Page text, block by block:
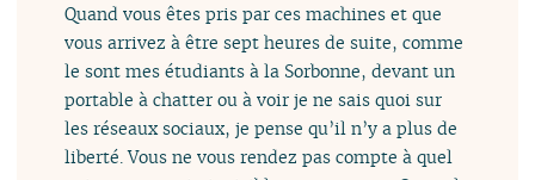
Quand vous êtes pris par ces machines et que
vous arrivez à être sept heures de suite, comme
le sont mes étudiants à la Sorbonne, devant un
portable à chatter ou à voir je ne sais quoi sur
les réseaux sociaux, je pense qu’il n’y a plus de
liberté. Vous ne vous rendez pas compte à quel